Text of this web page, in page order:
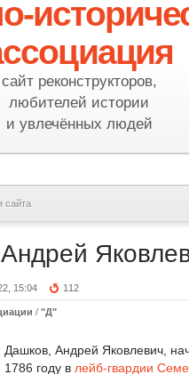
сайт реконструкторов,
любителей истории
и увлечённых людей
сайта
15:04 112
/ "Д"
Дашков, Андрей Яковлевич,
1786 году в лейб-гвардии